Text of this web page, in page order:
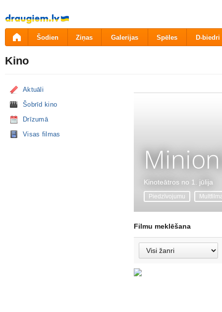
Pāriet
uz
saturu
Šodien Ziņas Galerijas Spēles D-biedri
Kino
Aktuāli
Šobrīd kino
Drīzumā
Visas filmas
Kinoteātros no 1. jūlija
Piedzīvojumu
Filmu meklēšana